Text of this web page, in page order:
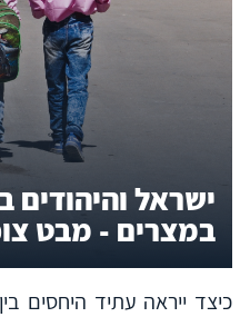
ישראל והיהודים
במצרים - מבט
כיצד ייראה עתיד היחסים